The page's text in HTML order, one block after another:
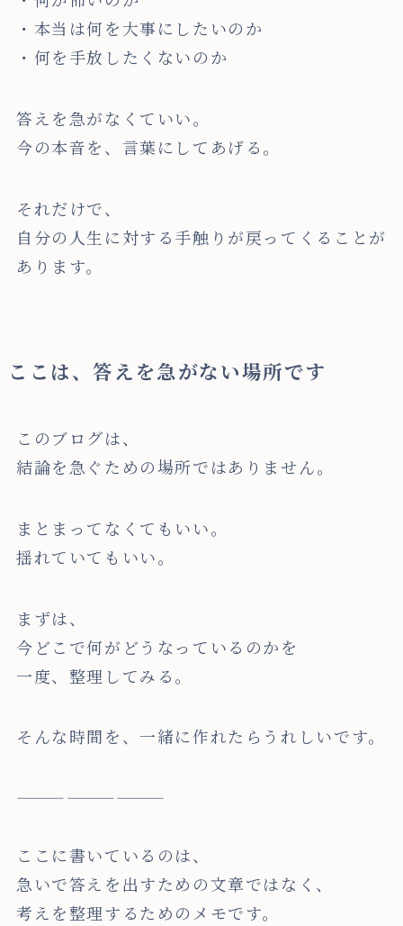
・本当は何を大事にしたいのか
・何を手放したくないのか
答えを急がなくていい。
今の本音を、言葉にしてあげる。
それだけで、
自分の人生に対する手触りが戻ってくることが
あります。
ここは、答えを急がない場所です
このブログは、
結論を急ぐための場所ではありません。
まとまってなくてもいい。
揺れていてもいい。
まずは、
今どこで何がどうなっているのかを
一度、整理してみる。
そんな時間を、一緒に作れたらうれしいです。
—————————
ここに書いているのは、
急いで答えを出すための文章ではなく、
考えを整理するためのメモです。